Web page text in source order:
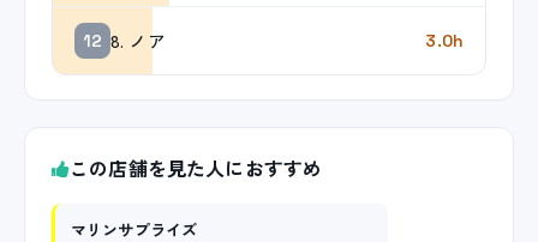
12 8. ノア 3.0h
この店舗を見た人におすすめ
マリンサプライズ